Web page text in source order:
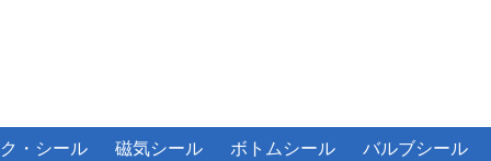
・シール 磁気シール ボトムシール バルブシール